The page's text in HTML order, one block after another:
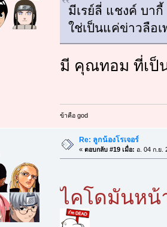
มีเรย์ลี่ แชงค์ บา
ใช่เป็นแค่ข่าวลือ
มี คุณทอม ที่เป็
ข้าคือ god
Re: ลูกน้องโรเจอร์
« ตอบกลับ #19 เมื่อ: อ. 04 ก.ย.
ไคโดมันหน้